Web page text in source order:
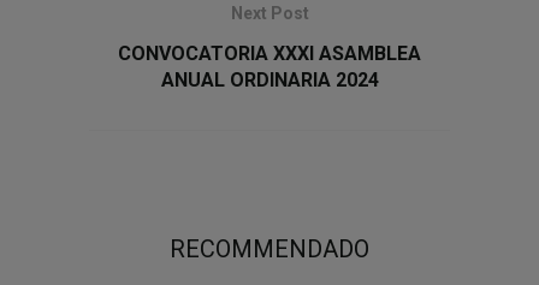
Next Post
CONVOCATORIA XXXI ASAMBLEA
ANUAL ORDINARIA 2024
RECOMMENDADO